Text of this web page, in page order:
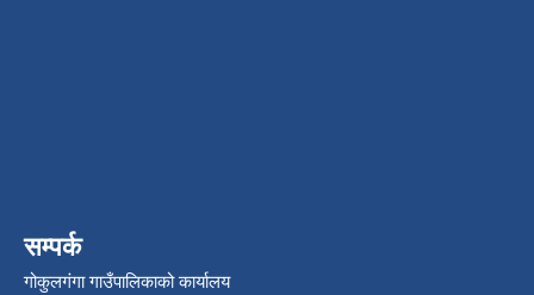
सम्पर्क
गोकुलगंगा गाउँपालिकाको कार्यालय